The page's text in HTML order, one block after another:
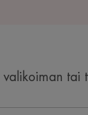
valikoiman tai